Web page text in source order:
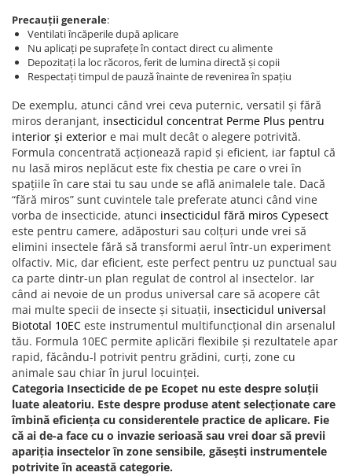
Precauții generale:
Ventilati încăperile după aplicare
Nu aplicați pe suprafețe în contact direct cu alimente
Depozitați la loc răcoros, ferit de lumina directă și copii
Respectați timpul de pauză înainte de revenirea în spațiu
De exemplu, atunci când vrei ceva puternic, versatil și fără
miros deranjant, insecticidul concentrat Perme Plus pentru
interior și exterior e mai mult decât o alegere potrivită.
Formula concentrată acționează rapid și eficient, iar faptul că
nu lasă miros neplăcut este fix chestia pe care o vrei în
spațiile în care stai tu sau unde se află animalele tale. Dacă
“fără miros” sunt cuvintele tale preferate atunci când vine
vorba de insecticide, atunci insecticidul fără miros Cypesect
este pentru camere, adăposturi sau colțuri unde vrei să
elimini insectele fără să transformi aerul într-un experiment
olfactiv. Mic, dar eficient, este perfect pentru uz punctual sau
ca parte dintr-un plan regulat de control al insectelor. Iar
când ai nevoie de un produs universal care să acopere cât
mai multe specii de insecte și situații, insecticidul universal
Biototal 10EC este instrumentul multifuncțional din arsenalul
tău. Formula 10EC permite aplicări flexibile și rezultatele apar
rapid, făcându-l potrivit pentru grădini, curți, zone cu
animale sau chiar în jurul locuinței.
Categoria Insecticide de pe Ecopet nu este despre soluții
luate aleatoriu. Este despre produse atent selecționate care
îmbină eficiența cu considerentele practice de aplicare. Fie
că ai de-a face cu o invazie serioasă sau vrei doar să previi
apariția insectelor în zone sensibile, găsești instrumentele
potrivite în această categorie.